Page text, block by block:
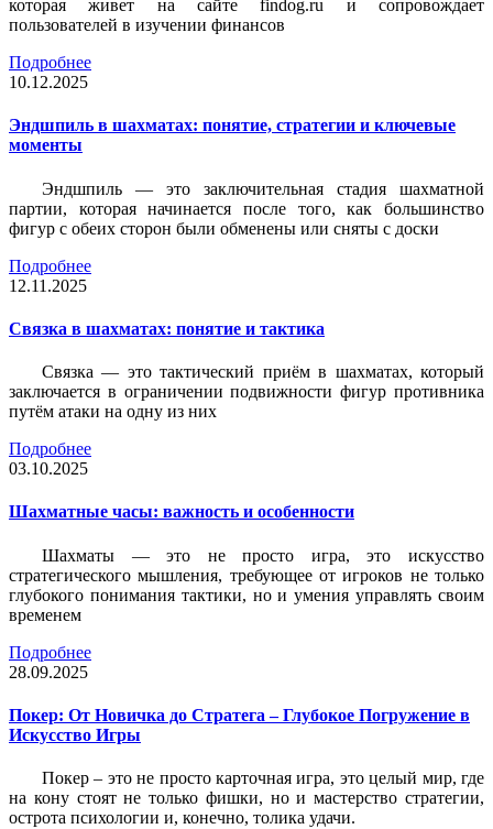
которая живет на сайте findog.ru и сопровождает
пользователей в изучении финансов
Подробнее
10.12.2025
Эндшпиль в шахматах: понятие, стратегии и ключевые
моменты
Эндшпиль — это заключительная стадия шахматной
партии, которая начинается после того, как большинство
фигур с обеих сторон были обменены или сняты с доски
Подробнее
12.11.2025
Связка в шахматах: понятие и тактика
Связка — это тактический приём в шахматах, который
заключается в ограничении подвижности фигур противника
путём атаки на одну из них
Подробнее
03.10.2025
Шахматные часы: важность и особенности
Шахматы — это не просто игра, это искусство
стратегического мышления, требующее от игроков не только
глубокого понимания тактики, но и умения управлять своим
временем
Подробнее
28.09.2025
Покер: От Новичка до Стратега – Глубокое Погружение в
Искусство Игры
Покер – это не просто карточная игра, это целый мир, где
на кону стоят не только фишки, но и мастерство стратегии,
острота психологии и, конечно, толика удачи.